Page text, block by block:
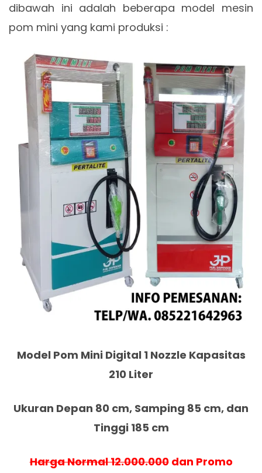
dibawah ini adalah beberapa model mesin
pom mini yang kami produksi :
Model Pom Mini Digital 1 Nozzle Kapasitas
210 Liter
Ukuran Depan 80 cm, Samping 85 cm, dan
Tinggi 185 cm
Harga Normal 12.000.000dan Promo